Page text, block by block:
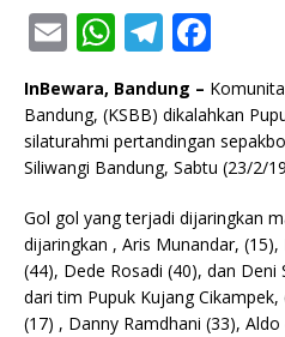
E
ai
l
W
h
at
s
A
p
p
T
e
g
ra
m
a
c
e
b
o
o
k
InBewara, Bandung –
Bandung, (KSBB) dikalahkan
silaturahmi pertandingan
Siliwangi Bandung, Sabtu (23/2/
Gol gol yang terjadi dijaringkan
dijaringkan , Aris Munandar,
(44), Dede Rosadi (40), dan
dari tim Pupuk Kujang
(17) , Danny Ramdhani (33),